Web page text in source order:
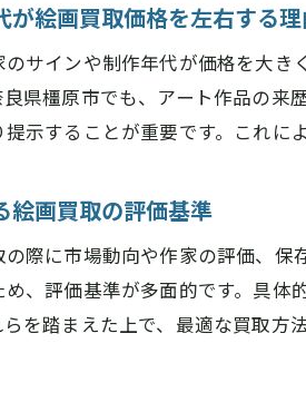
が絵画買取価格を左右する理
サインや制作年代が価格を大
県橿原市でも、アート作品の
示することが重要です。これに
絵画買取の評価基準
際に市場動向や作家の評価、
、評価基準が多面的です。具
を踏まえた上で、最適な買取方